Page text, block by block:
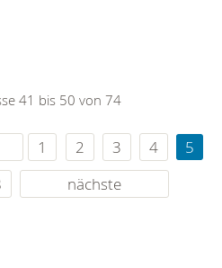
41 bis 50 von 74
1 2 3 4
5
nächste